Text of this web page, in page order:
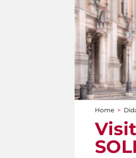
Tu sei
Home >